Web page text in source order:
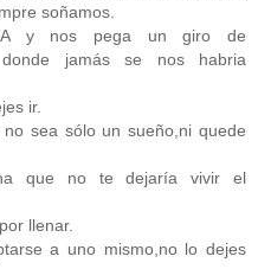
soñamos.
y nos pega un giro de
donde jamás se nos habria
ir.
sea sólo un sueño,ni quede
que no te dejaría vivir el
llenar.
a uno mismo,no lo dejes